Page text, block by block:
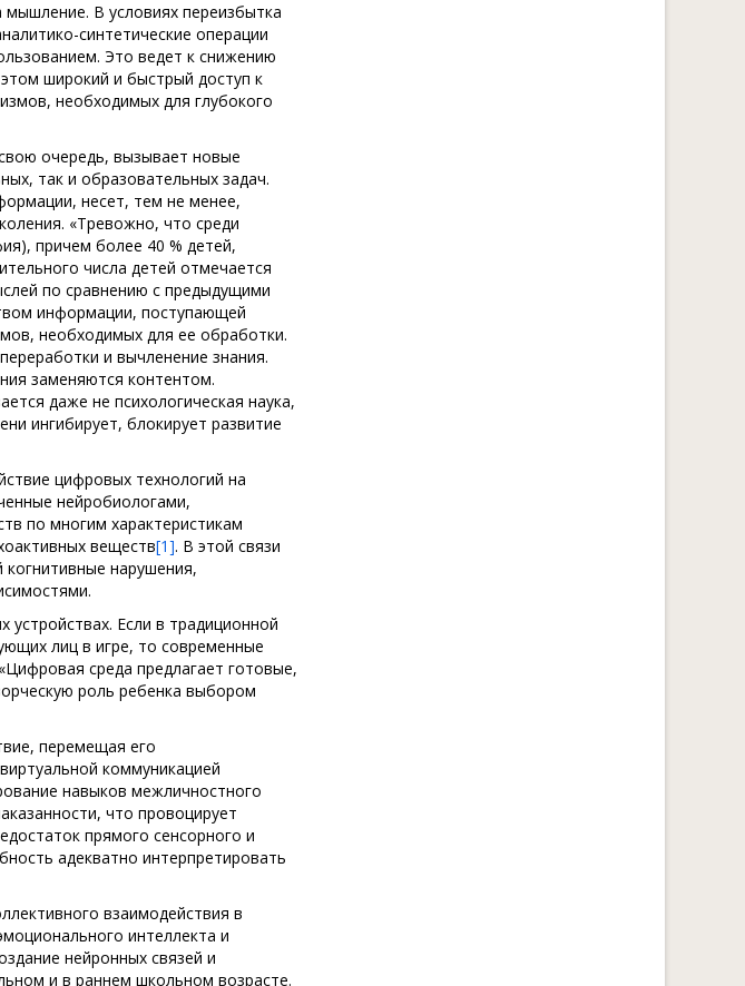
В условиях переизбытка
синтетические операции
Это ведет к снижению
широкий и быстрый доступ к
необходимых для глубокого
очередь, вызывает новые
так и образовательных задач.
несет, тем не менее,
«Тревожно, что среди
причем более 40 % детей,
числа детей отмечается
по сравнению с предыдущими
информации, поступающей
необходимых для ее обработки.
и вычленение знания.
заменяются контентом.
даже не психологическая наука,
ингибирует, блокирует развитие
цифровых технологий на
нейробиологами,
по многим характеристикам
веществ[1]. В этой связи
нарушения,
Если в традиционной
лиц в игре, то современные
среда предлагает готовые,
роль ребенка выбором
перемещая его
коммуникацией
навыков межличностного
что провоцирует
прямого сенсорного и
адекватно интерпретировать
взаимодействия в
интеллекта и
нейронных связей и
и в раннем школьном возрасте.